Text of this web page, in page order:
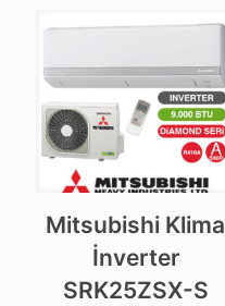
Mitsubishi Klima
İnverter
SRK25ZSX-S